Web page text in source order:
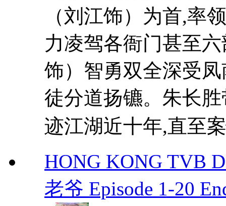
（刘江饰）为首,率
力凌驾各衙门甚至
饰）智勇双全深受
徒分道扬镳。朱长
迹江湖近十年,直至
HONG KONG TVB
老爷 Episode 1-20